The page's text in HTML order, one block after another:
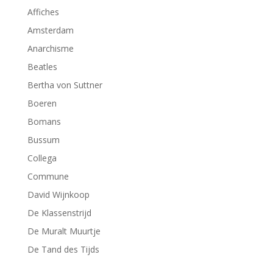
Affiches
Amsterdam
Anarchisme
Beatles
Bertha von Suttner
Boeren
Bomans
Bussum
Collega
Commune
David Wijnkoop
De Klassenstrijd
De Muralt Muurtje
De Tand des Tijds